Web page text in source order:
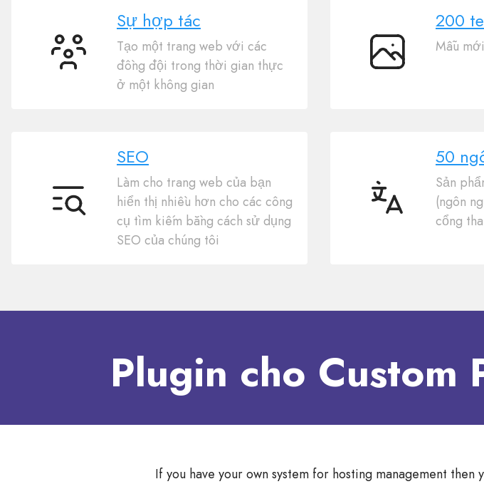
Sự
Sự hợp tác
Tạo một trang web với các
đồng đội trong thời gian thực
ở một không gian
200
200
Mẫu
SEO
SEO
Làm cho trang web của bạn
hiển thị nhiều hơn cho các công
cụ tìm kiếm bằng cách sử dụng
SEO của chúng tôi
50
50
Sản
(ngôn
cổng
Plugin cho Custom
If you have your own system for hosting management then